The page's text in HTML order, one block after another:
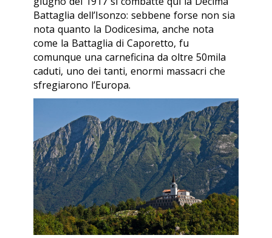
Battaglia dell’Isonzo: sebbene forse non sia
nota quanto la Dodicesima, anche nota
come la Battaglia di Caporetto, fu
comunque una carneficina da oltre 50mila
caduti, uno dei tanti, enormi massacri che
sfregiarono l’Europa.